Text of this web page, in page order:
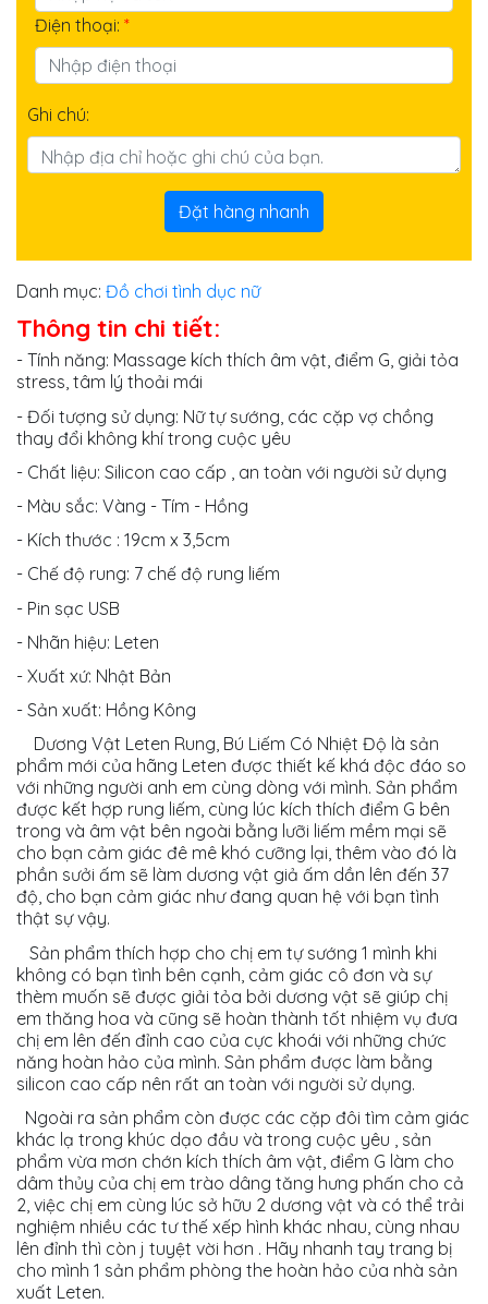
Điện thoại: *
Ghi chú:
Đặt hàng nhanh
Danh mục: Đồ chơi tình dục nữ
Thông tin chi tiết:
- Tính năng: Massage kích thích âm vật, điểm G, giải tỏa
stress, tâm lý thoải mái
- Đối tượng sử dụng: Nữ tự sướng, các cặp vợ chồng
thay đổi không khí trong cuộc yêu
- Chất liệu: Silicon cao cấp , an toàn với người sử dụng
- Màu sắc: Vàng - Tím - Hồng
- Kích thước : 19cm x 3,5cm
- Chế độ rung: 7 chế độ rung liếm
- Pin sạc USB
- Nhãn hiệu: Leten
- Xuất xứ: Nhật Bản
- Sản xuất: Hồng Kông
Dương Vật Leten Rung, Bú Liếm Có Nhiệt Độ là sản
phẩm mới của hãng Leten được thiết kế khá độc đáo so
với những người anh em cùng dòng với mình. Sản phẩm
được kết hợp rung liếm, cùng lúc kích thích điểm G bên
trong và âm vật bên ngoài bằng lưỡi liếm mềm mại sẽ
cho bạn cảm giác đê mê khó cưỡng lại, thêm vào đó là
phần sưởi ấm sẽ làm dương vật giả ấm dần lên đến 37
độ, cho bạn cảm giác như đang quan hệ với bạn tình
thật sự vậy.
Sản phẩm thích hợp cho chị em tự sướng 1 mình khi
không có bạn tình bên cạnh, cảm giác cô đơn và sự
thèm muốn sẽ được giải tỏa bởi dương vật sẽ giúp chị
em thăng hoa và cũng sẽ hoàn thành tốt nhiệm vụ đưa
chị em lên đến đỉnh cao của cực khoái với những chức
năng hoàn hảo của mình. Sản phẩm được làm bằng
silicon cao cấp nên rất an toàn với người sử dụng.
Ngoài ra sản phẩm còn được các cặp đôi tìm cảm giác
khác lạ trong khúc dạo đầu và trong cuộc yêu , sản
phẩm vừa mơn chớn kích thích âm vật, điểm G làm cho
dâm thủy của chị em trào dâng tăng hưng phấn cho cả
2, việc chị em cùng lúc sở hữu 2 dương vật và có thể trải
nghiệm nhiều các tư thế xếp hình khác nhau, cùng nhau
lên đỉnh thì còn j tuyệt vời hơn . Hãy nhanh tay trang bị
cho mình 1 sản phẩm phòng the hoàn hảo của nhà sản
xuất Leten.